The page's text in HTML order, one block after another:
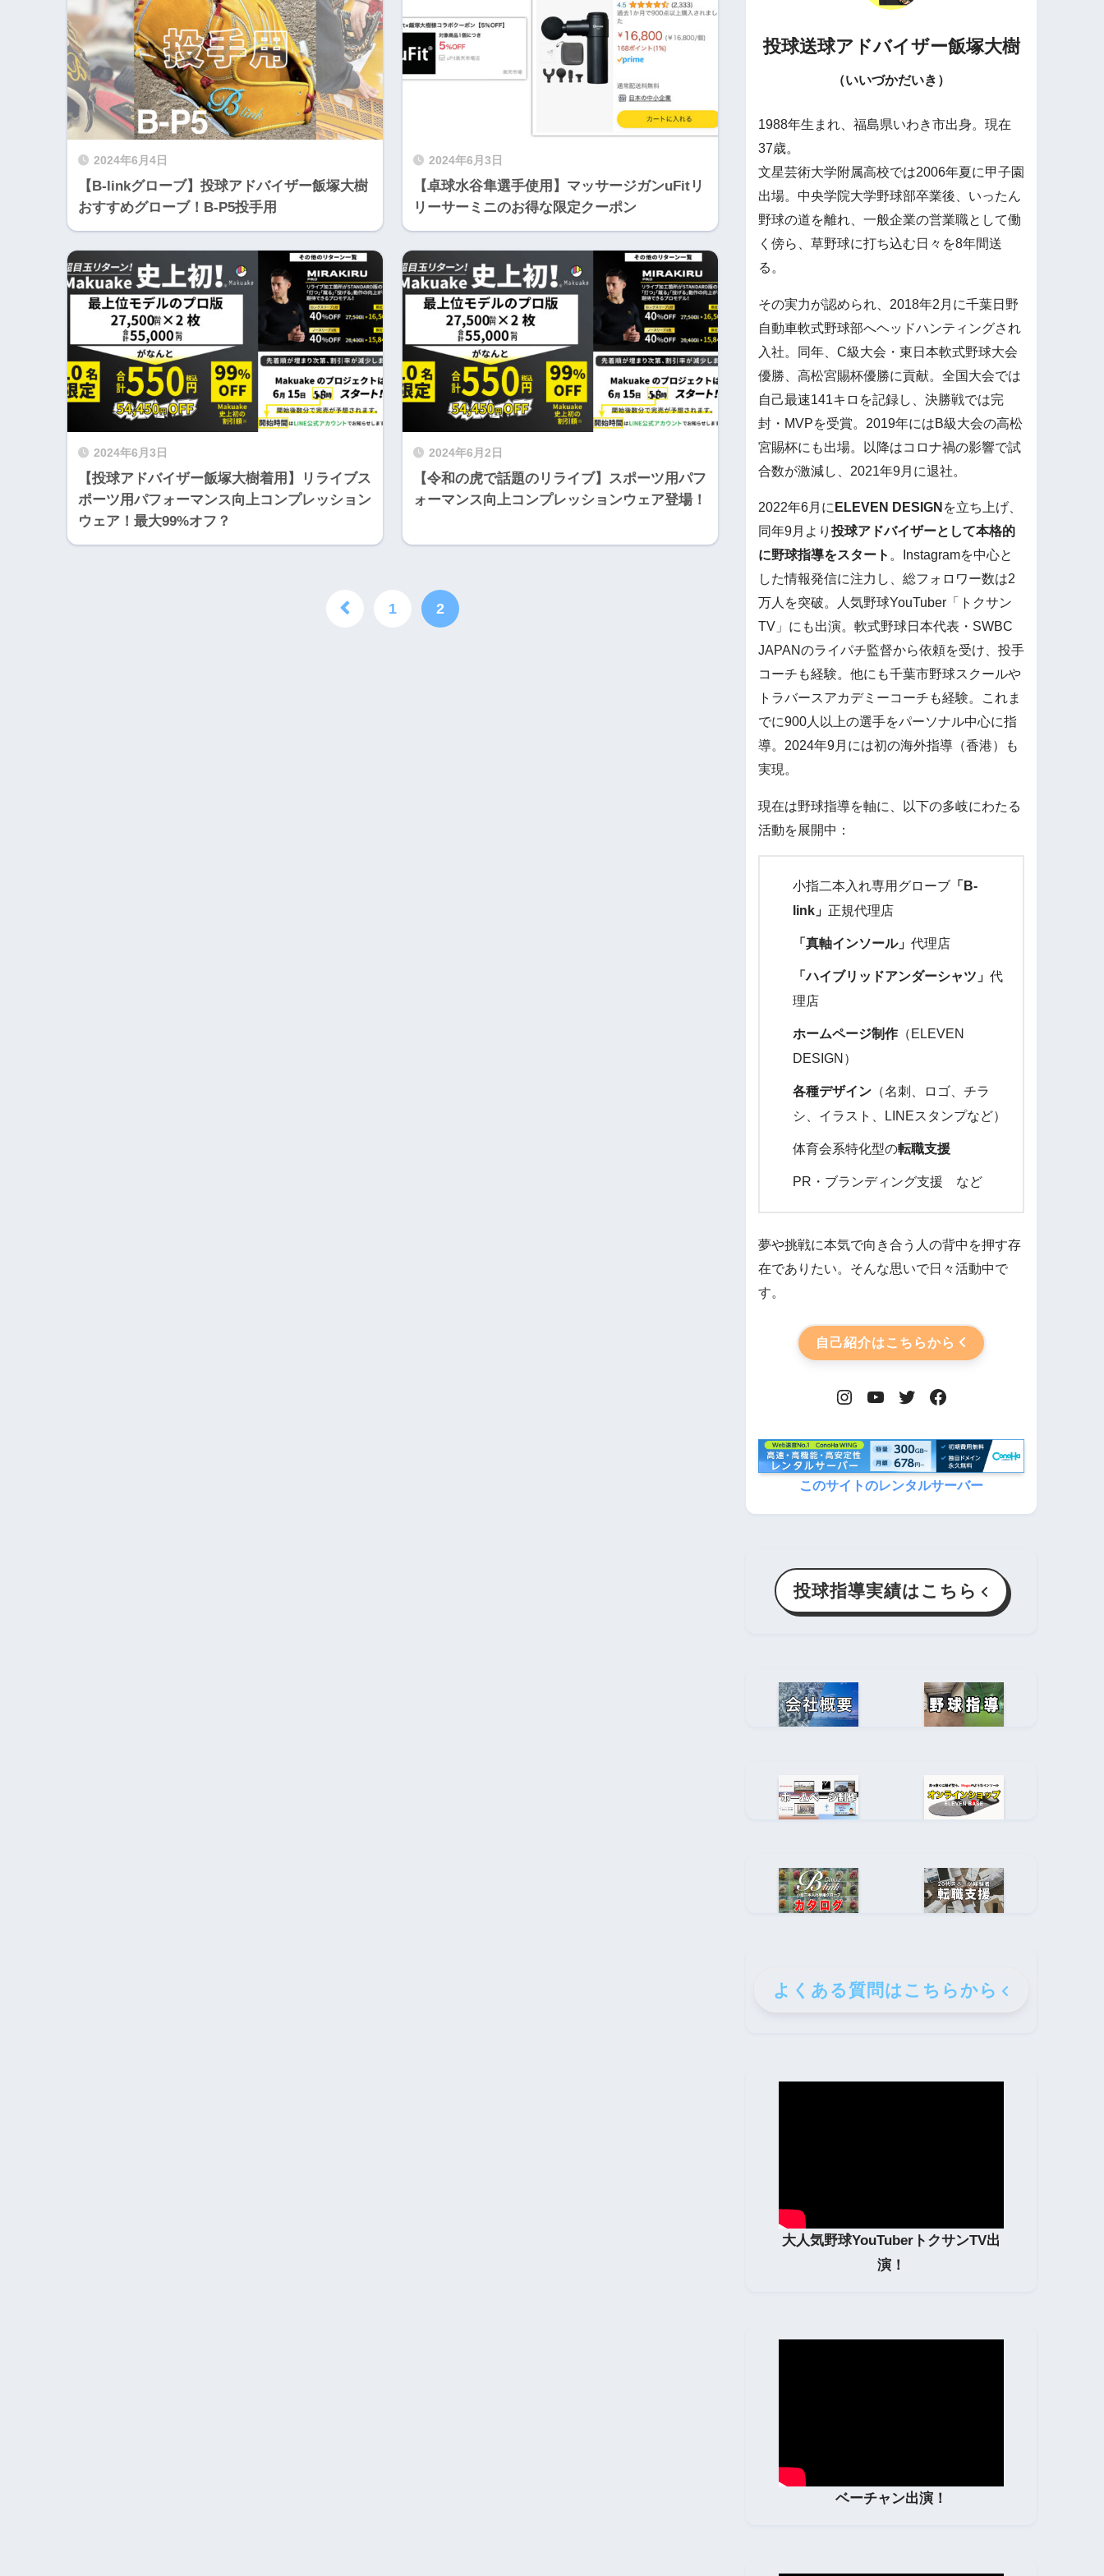
2024年6月4日
【B-linkグローブ】投球アドバイザー飯塚大樹
おすすめグローブ！B-P5投手用
2024年6月3日
【卓球水谷隼選手使用】マッサージガンuFitリ
リーサーミニのお得な限定クーポン
2024年6月3日
【投球アドバイザー飯塚大樹着用】リライブス
ポーツ用パフォーマンス向上コンプレッション
ウェア！最大99%オフ？
2024年6月2日
【令和の虎で話題のリライブ】スポーツ用パフ
ォーマンス向上コンプレッションウェア登場！
1 2
投球送球アドバイザー飯塚大樹
（いいづかだいき）
1988年生まれ、福島県いわき市出身。現在
37歳。
文星芸術大学附属高校では2006年夏に甲子園
出場。中央学院大学野球部卒業後、いったん
野球の道を離れ、一般企業の営業職として働
く傍ら、草野球に打ち込む日々を8年間送
る。
その実力が認められ、2018年2月に千葉日野
自動車軟式野球部へヘッドハンティングされ
入社。同年、C級大会・東日本軟式野球大会
優勝、高松宮賜杯優勝に貢献。全国大会では
自己最速141キロを記録し、決勝戦では完
封・MVPを受賞。2019年にはB級大会の高松
宮賜杯にも出場。以降はコロナ禍の影響で試
合数が激減し、2021年9月に退社。
2022年6月に ELEVEN DESIGN を立ち上げ、
同年9月より 投球アドバイザーとして本格的
に野球指導をスタート 。Instagramを中心と
した情報発信に注力し、総フォロワー数は2
万人を突破。人気野球YouTuber「トクサン
TV」にも出演。軟式野球日本代表・SWBC
JAPANのライパチ監督から依頼を受け、投手
コーチも経験。他にも千葉市野球スクールや
トラバースアカデミーコーチも経験。これま
でに900人以上の選手をパーソナル中心に指
導。2024年9月には初の海外指導（香港）も
実現。
現在は野球指導を軸に、以下の多岐にわたる
活動を展開中：
小指二本入れ専用グローブ「B-
link」 正規代理店
「真軸インソール」 代理店
「ハイブリッドアンダーシャツ」 代
理店
ホームページ制作（ELEVEN
DESIGN）
各種デザイン（名刺、ロゴ、チラ
シ、イラスト、LINEスタンプなど）
体育会系特化型の転職支援
PR・ブランディング支援 など
夢や挑戦に本気で向き合う人の背中を押す存
在でありたい。そんな思いで日々活動中で
す。
自己紹介はこちらから
このサイトのレンタルサーバー
投球指導実績はこちら
よくある質問はこちらから
大人気野球YouTuberトクサンTV出
演！
ベーチャン出演！